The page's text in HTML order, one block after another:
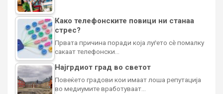
Како телефонските повици ни станаа
стрес?
Првата причина поради која луѓето сè помалку
сакаат телефонски…
Најгрдиот град во светот
Повеќето градови кои имаат лоша репутација
во медиумите вработуваат…